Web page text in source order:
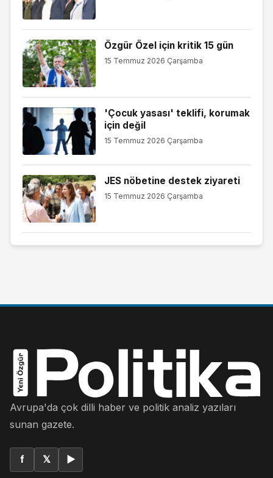
Özgür Özel için kritik 15 gün
15 Temmuz 2026 Çarşamba
'Çocuk yasası' teklifi, korumak
için değil
15 Temmuz 2026 Çarşamba
JES nöbetine destek ziyareti
15 Temmuz 2026 Çarşamba
Avrupa'da çok dilli haber ve politik analiz yazıları
sunan gazete.
f 𝕏 ▶